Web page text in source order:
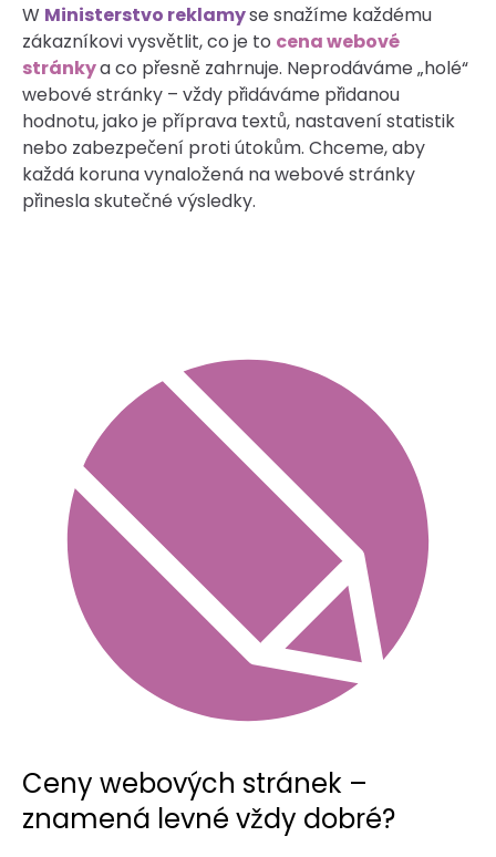
W Ministerstvo reklamyse snažíme každému
zákazníkovi vysvětlit, co je to cena webové
stránkya co přesně zahrnuje. Neprodáváme „holé“
webové stránky – vždy přidáváme přidanou
hodnotu, jako je příprava textů, nastavení statistik
nebo zabezpečení proti útokům. Chceme, aby
každá koruna vynaložená na webové stránky
přinesla skutečné výsledky.
Ceny webových stránek –
znamená levné vždy dobré?